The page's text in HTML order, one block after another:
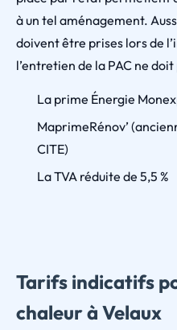
à un tel aménagement.
doivent être prises lors de
l’entretien de la PAC ne
La prime Énergie
MaprimeRénov’
CITE)
La TVA réduite de 5,5 %
Tarifs indicatifs
chaleur à Velaux